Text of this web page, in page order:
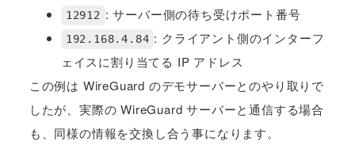
12912 : サーバー側の待ち受けポート番号
192.168.4.84 : クライアント側のインターフ
ェイスに割り当てる IP アドレス
この例は WireGuard のデモサーバーとのやり取りで
したが、実際の WireGuard サーバーと通信する場合
も、同様の情報を交換し合う事になります。